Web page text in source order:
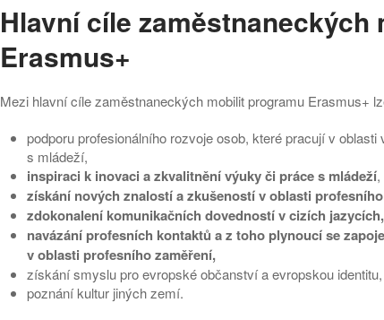
Hlavní cíle
Erasmus+
Mezi hlavní cíle zaměstnaneckých mobilit programu Erasmus+
podporu profesionálního rozvoje osob, které pracují v
s mládeží,
inspiraci k inovaci a zkvalitnění výuky či práce s mládeží,
získání nových znalostí a zkušeností v oblasti
zdokonalení komunikačních dovedností v cizích jazycích,
navázání profesních kontaktů a z toho plynoucí se
v oblasti profesního zaměření,
získání smyslu pro evropské občanství a evropskou identitu,
poznání kultur jiných zemí.